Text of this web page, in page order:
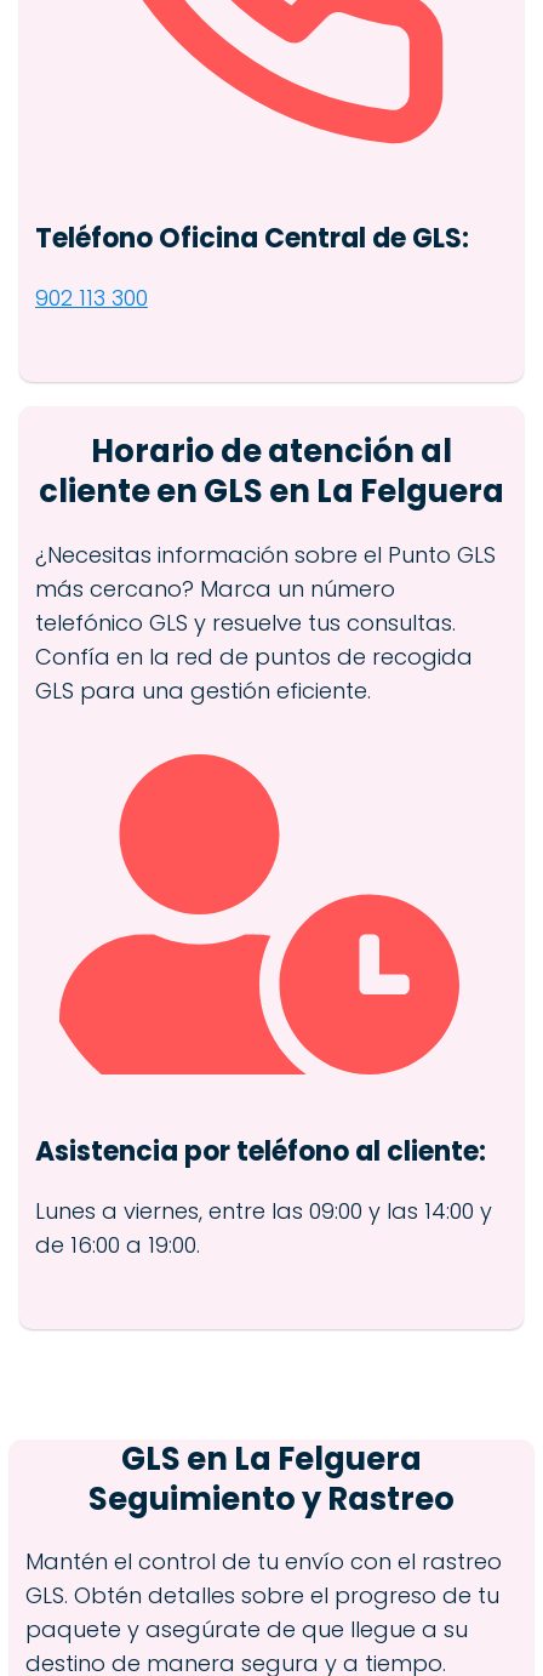
Teléfono Oficina Central de GLS:
902 113 300
Horario de atención al
cliente en GLS en La Felguera
¿Necesitas información sobre el Punto GLS
más cercano? Marca un número
telefónico GLS y resuelve tus consultas.
Confía en la red de puntos de recogida
GLS para una gestión eficiente.
Asistencia por teléfono al cliente:
Lunes a viernes, entre las 09:00 y las 14:00 y
de 16:00 a 19:00.
GLS en La Felguera
Seguimiento y Rastreo
Mantén el control de tu envío con el rastreo
GLS. Obtén detalles sobre el progreso de tu
paquete y asegúrate de que llegue a su
destino de manera segura y a tiempo.